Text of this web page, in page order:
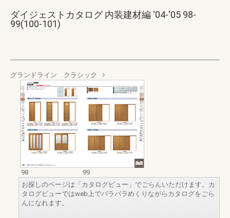
ダイジェストカタログ 内装建材編 '04-'05 98-
99(100-101)
グランドライン クラシック
98
99
お探しのページは「カタログビュー」でごらんいただけます。カ
タログビューではweb上でパラパラめくりながらカタログをごら
んになれます。